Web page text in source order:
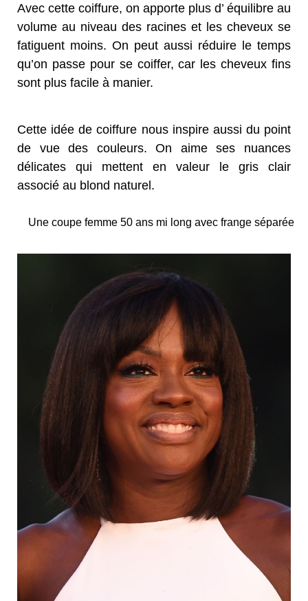
Avec cette coiffure, on apporte plus d’ équilibre au
volume au niveau des racines et les cheveux se
fatiguent moins. On peut aussi réduire le temps
qu’on passe pour se coiffer, car les cheveux fins
sont plus facile à manier.
Cette idée de coiffure nous inspire aussi du point
de vue des couleurs. On aime ses nuances
délicates qui mettent en valeur le gris clair
associé au blond naturel.
Une coupe femme 50 ans mi long avec frange séparée